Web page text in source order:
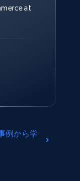
at
例から学